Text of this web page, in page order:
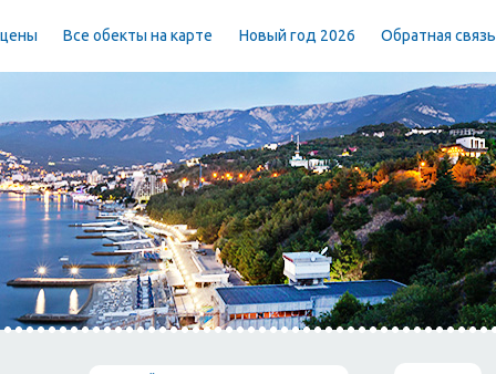
Все обекты на карте Новый год 2026 Обратная связь